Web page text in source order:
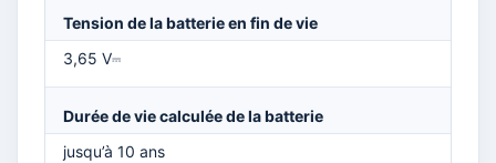
Tension de la batterie en fin de vie
3,65 V⎓
Durée de vie calculée de la batterie
jusqu’à 10 ans